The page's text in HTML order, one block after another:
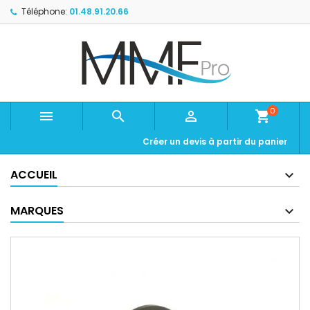
Téléphone: 01.48.91.20.66
   shopping_cart0
Créer un devis à partir du panier
ACCUEIL
MARQUES